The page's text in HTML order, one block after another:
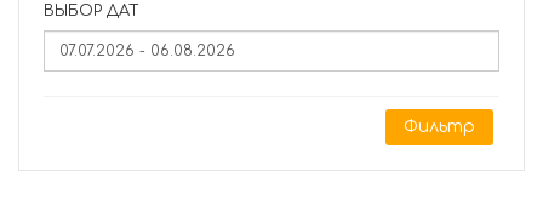
ВЫБОР ДАТ
Фильтр